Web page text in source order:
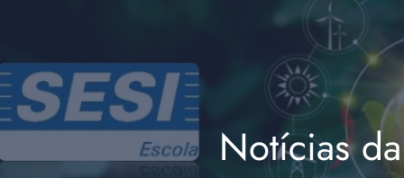
Notícias